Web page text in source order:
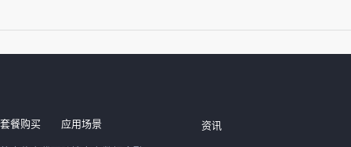
套餐购买
应用场景
资讯
发布于： 2026年08月10日